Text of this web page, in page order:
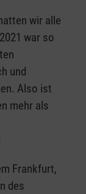
wir alle
war so
und
Also ist
mehr als
Frankfurt,
des